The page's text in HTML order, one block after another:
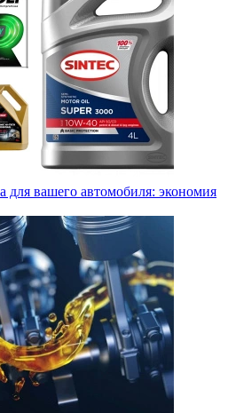
вашего автомобиля: экономия